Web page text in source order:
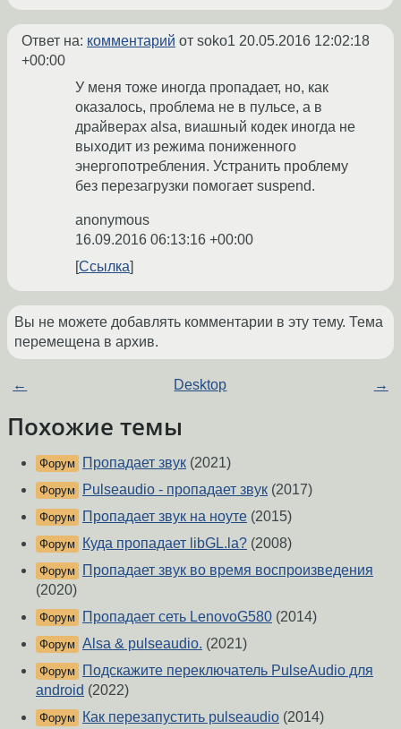
Ответ на: комментарий от soko1 20.05.2016 12:02:18
+00:00
У меня тоже иногда пропадает, но, как
оказалось, проблема не в пульсе, а в
драйверах alsa, виашный кодек иногда не
выходит из режима пониженного
энергопотребления. Устранить проблему
без перезагрузки помогает suspend.
anonymous
16.09.2016 06:13:16 +00:00
Ссылка
Вы не можете добавлять комментарии в эту тему. Тема
перемещена в архив.
← Desktop →
Похожие темы
Форум Пропадает звук (2021)
Форум Pulseaudio - пропадает звук (2017)
Форум Пропадает звук на ноуте (2015)
Форум Куда пропадает libGL.la? (2008)
Форум
Пропадает звук во время воспроизведения
(2020)
Форум Пропадает сеть LenovoG580 (2014)
Форум Alsa & pulseaudio. (2021)
Форум
Подскажите переключатель PulseAudio для
android (2022)
Форум Как перезапустить pulseaudio (2014)